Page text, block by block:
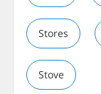
Stores
Stove